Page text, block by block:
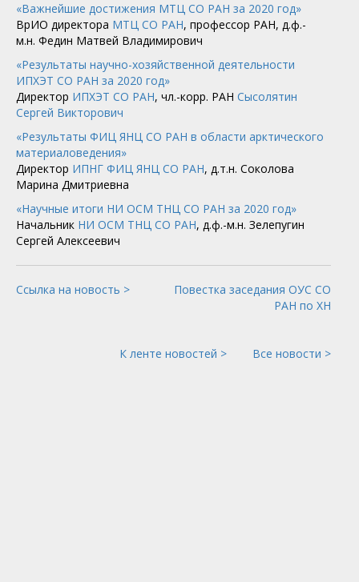
«Важнейшие достижения МТЦ СО РАН за 2020 год»
ВрИО директора МТЦ СО РАН, профессор РАН, д.ф.-
м.н. Федин Матвей Владимирович
«Результаты научно-хозяйственной деятельности
ИПХЭТ СО РАН за 2020 год»
Директор ИПХЭТ СО РАН, чл.-корр. РАН Сысолятин
Сергей Викторович
«Результаты ФИЦ ЯНЦ СО РАН в области арктического
материаловедения»
Директор ИПНГ ФИЦ ЯНЦ СО РАН, д.т.н. Соколова
Марина Дмитриевна
«Научные итоги НИ ОСМ ТНЦ СО РАН за 2020 год»
Начальник НИ ОСМ ТНЦ СО РАН, д.ф.-м.н. Зелепугин
Сергей Алексеевич
Ссылка на новость >
Повестка заседания ОУС СО
РАН по ХН
К ленте новостей > Все новости >